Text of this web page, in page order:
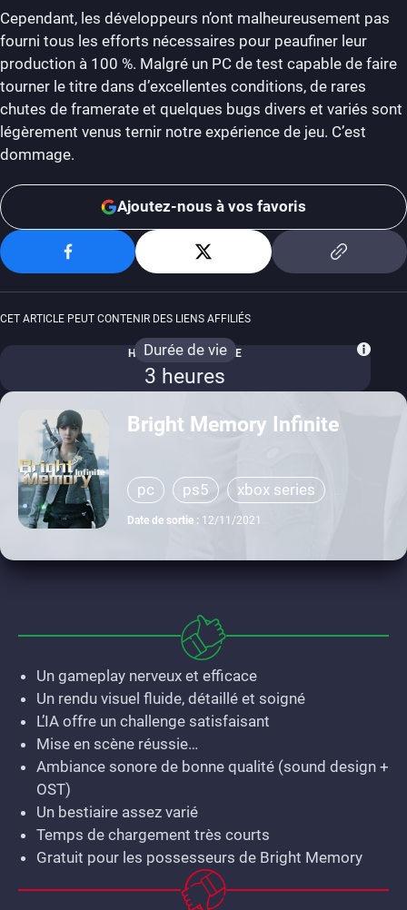
Cependant, les développeurs n’ont malheureusement pas
fourni tous les efforts nécessaires pour peaufiner leur
production à 100 %. Malgré un PC de test capable de faire
tourner le titre dans d’excellentes conditions, de rares
chutes de framerate et quelques bugs divers et variés sont
légèrement venus ternir notre expérience de jeu. C’est
dommage.
Ajoutez-nous à vos favoris
CET ARTICLE PEUT CONTENIR DES LIENS AFFILIÉS
Durée de vie
HISTOIRE PRINCIPALE
3 heures
Bright Memory Infinite
pc ps5
xbox series
switch
xbox one
Date de sortie : 12/11/2021
Un gameplay nerveux et efficace
Un rendu visuel fluide, détaillé et soigné
L’IA offre un challenge satisfaisant
Mise en scène réussie…
Ambiance sonore de bonne qualité (sound design +
OST)
Un bestiaire assez varié
Temps de chargement très courts
Gratuit pour les possesseurs de Bright Memory